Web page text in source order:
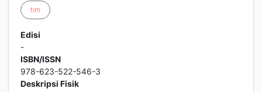
tim
Edisi
-
ISBN/ISSN
978-623-522-546-3
Deskripsi Fisik